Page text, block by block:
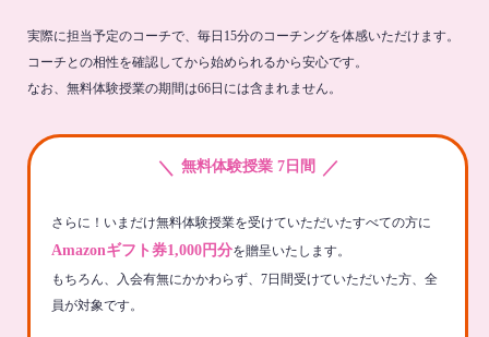
実際に担当予定のコーチで、毎日15分のコーチングを体感いただけます。
コーチとの相性を確認してから始められるから安心です。
なお、無料体験授業の期間は66日には含まれません。
＼ 無料体験授業 7日間 ／
さらに！いまだけ無料体験授業を受けていただいたすべての方に
Amazonギフト券1,000円分を贈呈いたします。
もちろん、入会有無にかかわらず、7日間受けていただいた方、全
員が対象です。